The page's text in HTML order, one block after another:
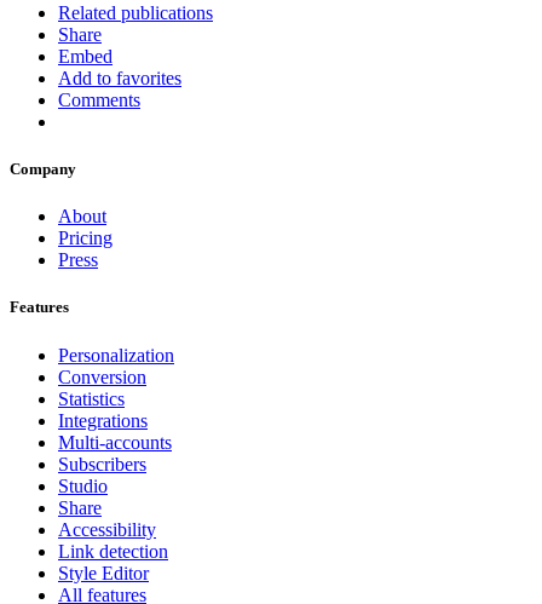
Related publications
Share
Embed
Add to favorites
Comments
Company
About
Pricing
Press
Features
Personalization
Conversion
Statistics
Integrations
Multi-accounts
Subscribers
Studio
Share
Accessibility
Link detection
Style Editor
All features